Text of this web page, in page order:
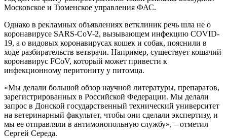
Московское и Тюменское управления ФАС.
Однако в рекламных объявлениях ветклиник речь шла не о
коронавирусе SARS-CoV-2, вызывающем инфекцию COVID-
19, а о видовых коронавирусах кошек и собак, пояснили в
ходе разбирательств ветврачи. Например, существует кошачий
коронавирус FCoV, который может привести к
инфекционному перитониту у питомца.
«Мы делали большой обзор научной литературы, препаратов,
зарегистрированных в Российской Федерации. Мы делали
запрос в Донской государственный технический университет
на ветеринарный факультет, чтобы они сделали экспертизу, и
мы ее отправляли в антимонопольную службу», – отметил
Сергей Середа.